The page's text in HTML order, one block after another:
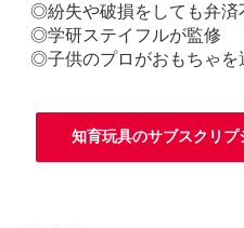
◎紛失や破損をしても弁済
◎学研ステイフルが監修
◎子供のプロがおもちゃを
知育玩具のサブスクリプ